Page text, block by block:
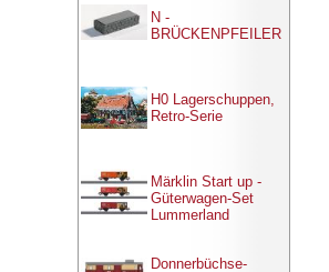
N -
BRÜCKENPFEILER
H0 Lagerschuppen,
Retro-Serie
Märklin Start up -
Güterwagen-Set
Lummerland
Donnerbüchse-